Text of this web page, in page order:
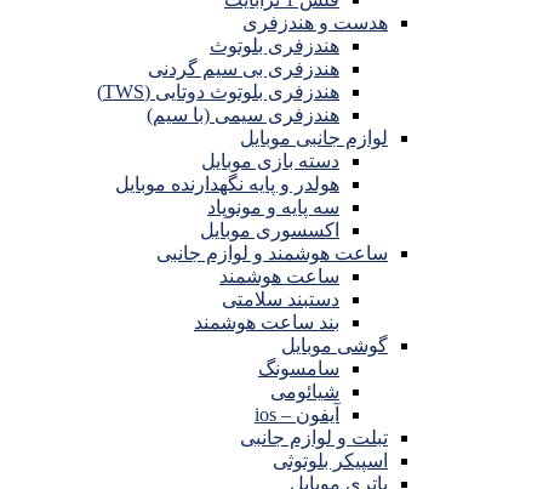
هدست و هندزفری
هندزفری بلوتوث
هندزفری بی سیم گردنی
هندزفری بلوتوث دوتایی (TWS)
هندزفری سیمی (با سیم)
لوازم جانبی موبایل
دسته بازی موبایل
هولدر و پایه نگهدارنده موبایل
سه پایه و مونوپاد
اکسسوری موبایل
ساعت هوشمند و لوازم جانبی
ساعت هوشمند
دستبند سلامتی
بند ساعت هوشمند
گوشی موبایل
سامسونگ
شیائومی
آیفون – ios
تبلت و لوازم جانبی
اسپیکر بلوتوثی
باتری موبایل